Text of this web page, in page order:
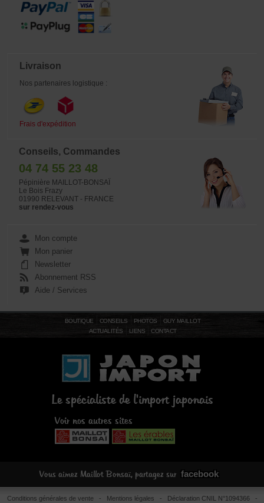
Livraison
Nos partenaires logistique :
Frais d'expédition
Conseils, Commandes
04 74 55 23 48
Pépinière MAILLOT-BONSAÏ
Le Bois Frazy
01990 RELEVANT - FRANCE
sur rendez-vous
Mon compte
Mon panier
Newsletter
Abonnement RSS
Aide / Services
BOUTIQUE CONSEILS PHOTOS
GUY MAILLOT
ACTUALITÉS
LIENS CONTACT
Le spécialiste de l'import japonais
Voir nos autres sites
Vous aimez Maillot Bonsaï, partagez sur facebook
Conditions générales de vente - Mentions légales - Déclaration CNIL N°1094366 -